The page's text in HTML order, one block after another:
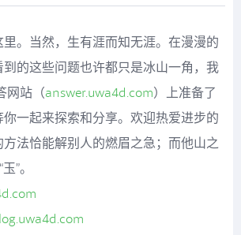
。当然，生有涯而知无涯。在漫漫的
的这些问题也许都只是冰山一角，我
网站（answer.uwa4d.com）上准备了
一起来探索和分享。欢迎热爱进步的
法恰能解别人的燃眉之急；而他山之
”。